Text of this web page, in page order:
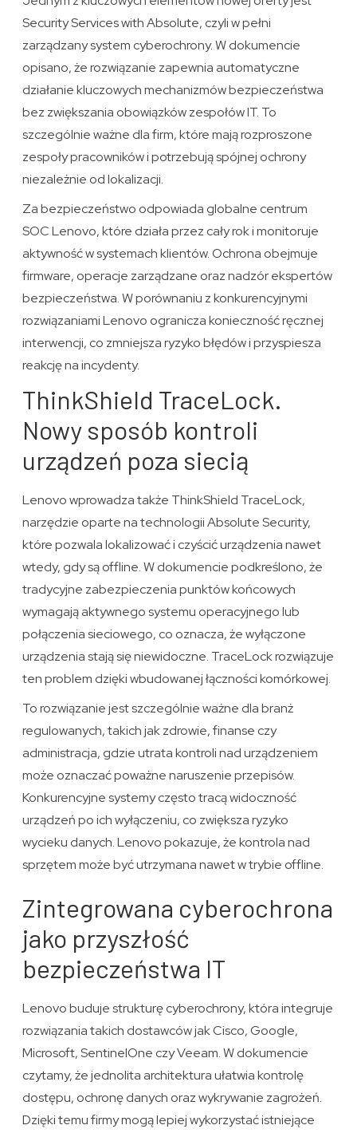
Security Services with Absolute, czyli w pełni
zarządzany system cyberochrony. W dokumencie
opisano, że rozwiązanie zapewnia automatyczne
działanie kluczowych mechanizmów bezpieczeństwa
bez zwiększania obowiązków zespołów IT. To
szczególnie ważne dla firm, które mają rozproszone
zespoły pracowników i potrzebują spójnej ochrony
niezależnie od lokalizacji.
Za bezpieczeństwo odpowiada globalne centrum
SOC Lenovo, które działa przez cały rok i monitoruje
aktywność w systemach klientów. Ochrona obejmuje
firmware, operacje zarządzane oraz nadzór ekspertów
bezpieczeństwa. W porównaniu z konkurencyjnymi
rozwiązaniami Lenovo ogranicza konieczność ręcznej
interwencji, co zmniejsza ryzyko błędów i przyspiesza
reakcję na incydenty.
ThinkShield TraceLock.
Nowy sposób kontroli
urządzeń poza siecią
Lenovo wprowadza także ThinkShield TraceLock,
narzędzie oparte na technologii Absolute Security,
które pozwala lokalizować i czyścić urządzenia nawet
wtedy, gdy są offline. W dokumencie podkreślono, że
tradycyjne zabezpieczenia punktów końcowych
wymagają aktywnego systemu operacyjnego lub
połączenia sieciowego, co oznacza, że wyłączone
urządzenia stają się niewidoczne. TraceLock rozwiązuje
ten problem dzięki wbudowanej łączności komórkowej.
To rozwiązanie jest szczególnie ważne dla branż
regulowanych, takich jak zdrowie, finanse czy
administracja, gdzie utrata kontroli nad urządzeniem
może oznaczać poważne naruszenie przepisów.
Konkurencyjne systemy często tracą widoczność
urządzeń po ich wyłączeniu, co zwiększa ryzyko
wycieku danych. Lenovo pokazuje, że kontrola nad
sprzętem może być utrzymana nawet w trybie offline.
Zintegrowana cyberochrona
jako przyszłość
bezpieczeństwa IT
Lenovo buduje strukturę cyberochrony, która integruje
rozwiązania takich dostawców jak Cisco, Google,
Microsoft, SentinelOne czy Veeam. W dokumencie
czytamy, że jednolita architektura ułatwia kontrolę
dostępu, ochronę danych oraz wykrywanie zagrożeń.
Dzięki temu firmy mogą lepiej wykorzystać istniejące